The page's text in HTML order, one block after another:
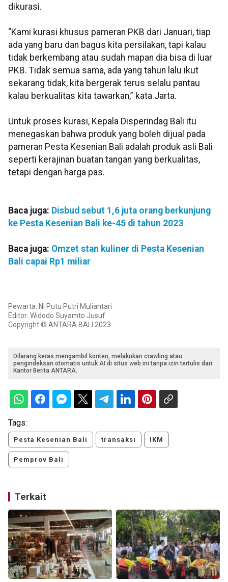
dikurasi.
“Kami kurasi khusus pameran PKB dari Januari, tiap
ada yang baru dan bagus kita persilakan, tapi kalau
tidak berkembang atau sudah mapan dia bisa di luar
PKB. Tidak semua sama, ada yang tahun lalu ikut
sekarang tidak, kita bergerak terus selalu pantau
kalau berkualitas kita tawarkan,” kata Jarta.
Untuk proses kurasi, Kepala Disperindag Bali itu
menegaskan bahwa produk yang boleh dijual pada
pameran Pesta Kesenian Bali adalah produk asli Bali
seperti kerajinan buatan tangan yang berkualitas,
tetapi dengan harga pas.
Baca juga: Disbud sebut 1,6 juta orang berkunjung
ke Pesta Kesenian Bali ke-45 di tahun 2023
Baca juga: Omzet stan kuliner di Pesta Kesenian
Bali capai Rp1 miliar
Pewarta: Ni Putu Putri Muliantari
Editor: Widodo Suyamto Jusuf
Copyright © ANTARA BALI 2023
Dilarang keras mengambil konten, melakukan crawling atau
pengindeksan otomatis untuk AI di situs web ini tanpa izin tertulis dari
Kantor Berita ANTARA.
Tags:
Pesta Kesenian Bali transaksi IKM
Pemprov Bali
Terkait